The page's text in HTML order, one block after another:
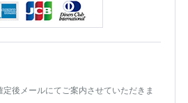
定後メールにてご案内させていただきま